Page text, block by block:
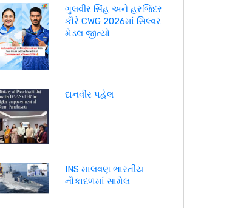
ગુલવીર સિંહ અને હરજિંદર
કૌરે CWG 2026માં સિલ્વર
મેડલ જીત્યો
દાનવીર પહેલ
INS માલવણ ભારતીય
નૌકાદળમાં સામેલ